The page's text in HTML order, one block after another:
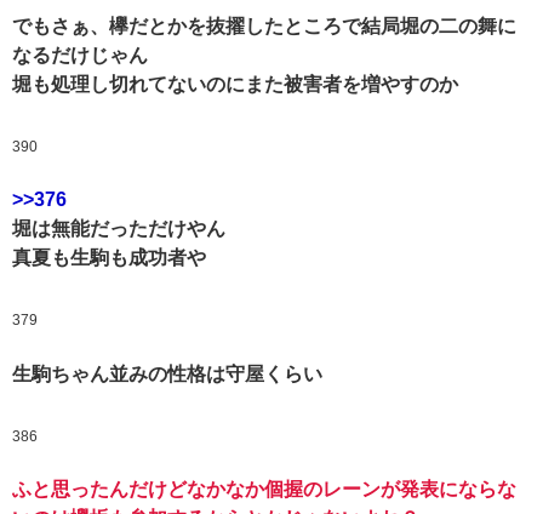
でもさぁ、欅だとかを抜擢したところで結局堀の二の舞に
なるだけじゃん
堀も処理し切れてないのにまた被害者を増やすのか
390
>>376
堀は無能だっただけやん
真夏も生駒も成功者や
379
生駒ちゃん並みの性格は守屋くらい
386
ふと思ったんだけどなかなか個握のレーンが発表にならな